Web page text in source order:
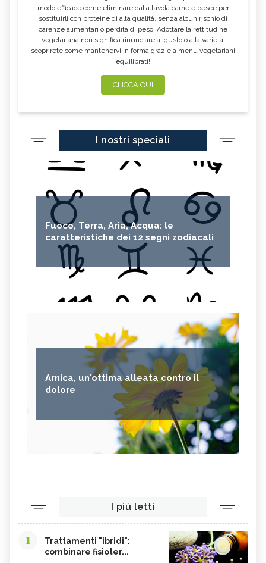
modo efficace come eliminare dalla tavola carne e pesce per
sostituirli con proteine di alta qualità, senza alcun rischio di
carenze alimentari o perdita di peso. Adottare la rettitudine
vegetariana non significa rinunciare al gusto o alla varietà:
scoprirete come mantenervi in forma grazie a menu vegetariani
equilibrati!
CLICCA QUI
I nostri speciali
Fuoco, Terra, Aria, Acqua: le
caratteristiche dei 12 segni zodiacali
Arnica, un'ottima alleata contro il
dolore
I più letti
1
Trattamenti "ibridi":
combinare fisioter...